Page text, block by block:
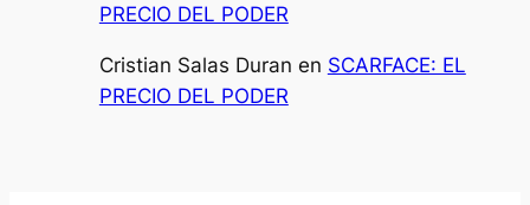
PRECIO DEL PODER
Cristian Salas Duran en SCARFACE: EL
PRECIO DEL PODER